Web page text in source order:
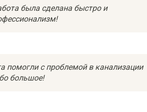
была сделана быстро и
помогли с проблемой в канализации
большое!